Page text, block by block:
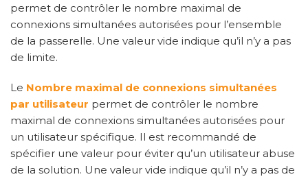
permet de contrôler le nombre maximal de
connexions simultanées autorisées pour l’ensemble
de la passerelle. Une valeur vide indique qu’il n’y a pas
de limite.
Le Nombre maximal de connexions simultanées
par utilisateur permet de contrôler le nombre
maximal de connexions simultanées autorisées pour
un utilisateur spécifique. Il est recommandé de
spécifier une valeur pour éviter qu’un utilisateur abuse
de la solution. Une valeur vide indique qu’il n’y a pas de